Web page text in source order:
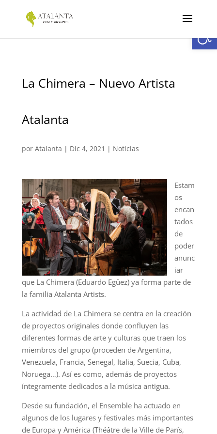
La Chimera – Nuevo Artista
Atalanta
por Atalanta | Dic 4, 2021 | Noticias
Estam
os
encan
tados
de
poder
anunc
iar
que La Chimera (Eduardo Egüez) ya forma parte de
la familia Atalanta Artists.
La actividad de La Chimera se centra en la creación
de proyectos originales donde confluyen las
diferentes formas de arte y culturas que traen los
miembros del grupo (proceden de Argentina,
Venezuela, Francia, Senegal, Italia, Suecia, Cuba,
Noruega…). Así es como, además de proyectos
íntegramente dedicados a la música antigua.
Desde su fundación, el Ensemble ha actuado en
algunos de los lugares y festivales más importantes
de Europa y América (Théâtre de la Ville de París,